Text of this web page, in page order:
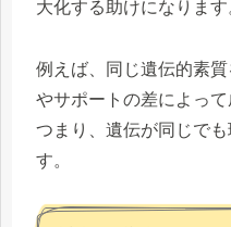
大化する助けになります
例えば、同じ遺伝的素
やサポートの差によって
つまり、遺伝が同じで
す。